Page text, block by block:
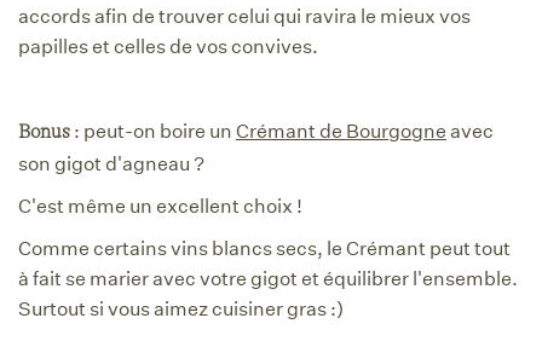
accords afin de trouver celui qui ravira le mieux vos
papilles et celles de vos convives.
Bonus : peut-on boire unCrémant de Bourgogneavec
son gigot d'agneau ?
C'est même un excellent choix !
Comme certains vins blancs secs, le Crémant peut tout
à fait se marier avec votre gigot et équilibrer l'ensemble.
Surtout si vous aimez cuisiner gras :)